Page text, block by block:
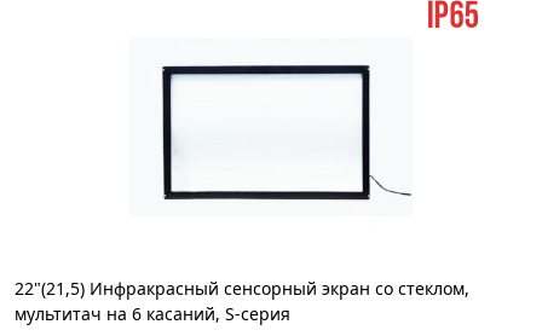
22"(21,5) Инфракрасный сенсорный экран со стеклом,
мультитач на 6 касаний, S-серия